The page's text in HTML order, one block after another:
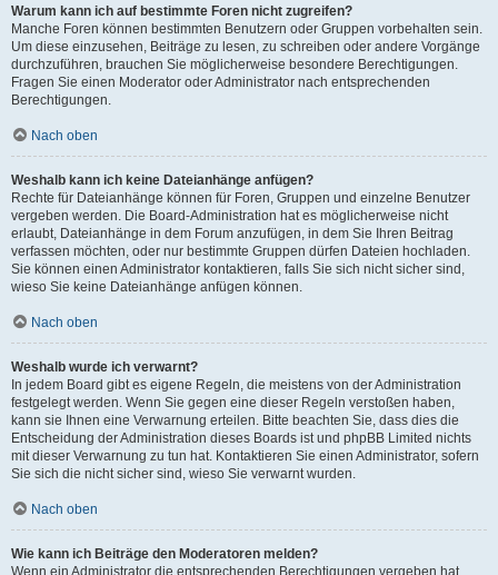
Warum kann ich auf bestimmte Foren nicht zugreifen?
Manche Foren können bestimmten Benutzern oder Gruppen vorbehalten sein.
Um diese einzusehen, Beiträge zu lesen, zu schreiben oder andere Vorgänge
durchzuführen, brauchen Sie möglicherweise besondere Berechtigungen.
Fragen Sie einen Moderator oder Administrator nach entsprechenden
Berechtigungen.
Nach oben
Weshalb kann ich keine Dateianhänge anfügen?
Rechte für Dateianhänge können für Foren, Gruppen und einzelne Benutzer
vergeben werden. Die Board-Administration hat es möglicherweise nicht
erlaubt, Dateianhänge in dem Forum anzufügen, in dem Sie Ihren Beitrag
verfassen möchten, oder nur bestimmte Gruppen dürfen Dateien hochladen.
Sie können einen Administrator kontaktieren, falls Sie sich nicht sicher sind,
wieso Sie keine Dateianhänge anfügen können.
Nach oben
Weshalb wurde ich verwarnt?
In jedem Board gibt es eigene Regeln, die meistens von der Administration
festgelegt werden. Wenn Sie gegen eine dieser Regeln verstoßen haben,
kann sie Ihnen eine Verwarnung erteilen. Bitte beachten Sie, dass dies die
Entscheidung der Administration dieses Boards ist und phpBB Limited nichts
mit dieser Verwarnung zu tun hat. Kontaktieren Sie einen Administrator, sofern
Sie sich die nicht sicher sind, wieso Sie verwarnt wurden.
Nach oben
Wie kann ich Beiträge den Moderatoren melden?
Wenn ein Administrator die entsprechenden Berechtigungen vergeben hat,